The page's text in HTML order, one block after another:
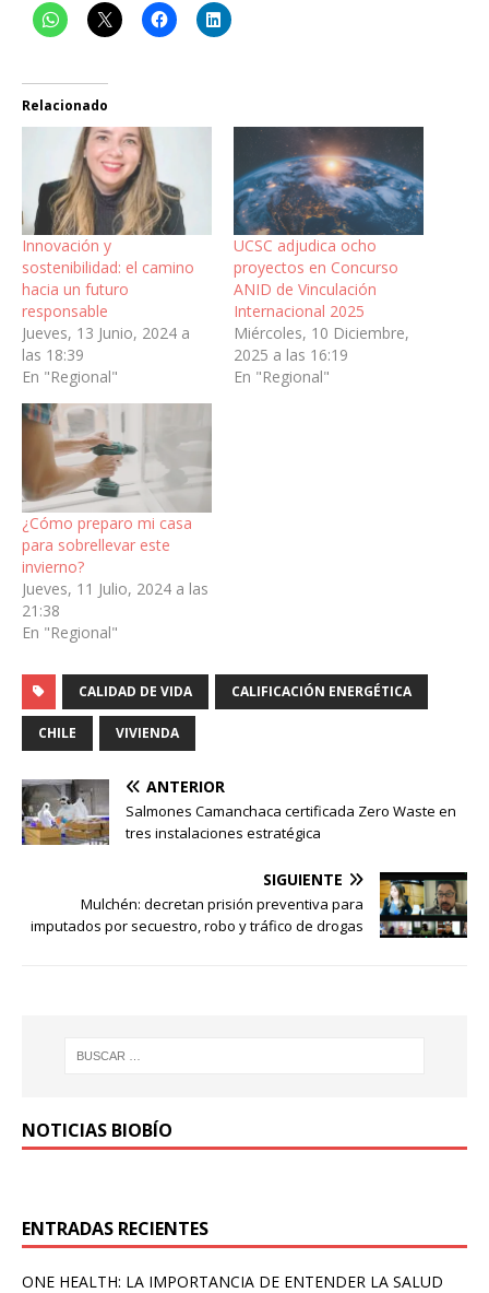
Relacionado
Innovación y
sostenibilidad: el camino
hacia un futuro
responsable
Jueves, 13 Junio, 2024 a
las 18:39
En "Regional"
UCSC adjudica ocho
proyectos en Concurso
ANID de Vinculación
Internacional 2025
Miércoles, 10 Diciembre,
2025 a las 16:19
En "Regional"
¿Cómo preparo mi casa
para sobrellevar este
invierno?
Jueves, 11 Julio, 2024 a las
21:38
En "Regional"
CALIDAD DE VIDA CALIFICACIÓN ENERGÉTICA
CHILE VIVIENDA
ANTERIOR
Salmones Camanchaca certificada Zero Waste en
tres instalaciones estratégica
SIGUIENTE
Mulchén: decretan prisión preventiva para
imputados por secuestro, robo y tráfico de drogas
NOTICIAS BIOBÍO
ENTRADAS RECIENTES
ONE HEALTH: LA IMPORTANCIA DE ENTENDER LA SALUD